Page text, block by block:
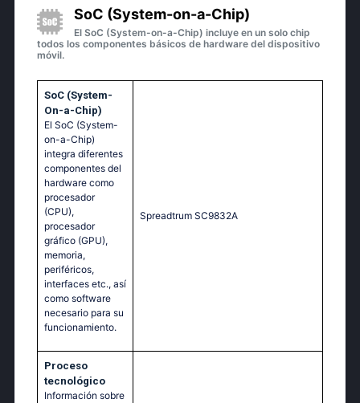
SoC (System-on-a-Chip)
El SoC (System-on-a-Chip) incluye en un solo chip
todos los componentes básicos de hardware del dispositivo
móvil.
SoC (System-
On-a-Chip)
El SoC (System-
on-a-Chip)
integra diferentes
componentes del
hardware como
procesador
(CPU),
procesador
gráfico (GPU),
memoria,
periféricos,
interfaces etc., así
como software
necesario para su
funcionamiento.
Sрrеаdtrum SС9832А
Proceso
tecnológico
Información sobre